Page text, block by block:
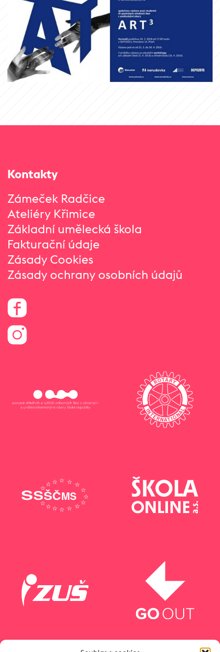
Kontakty
Zámeček Radčice
Ateliéry Křimice
Základní umělecká škola
Fakturační údaje
Zásady Cookies
Zásady ochrany osobních údajů